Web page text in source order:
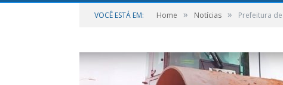
VOCÊ ESTÁ EM: Home » Notícias » Prefeitura